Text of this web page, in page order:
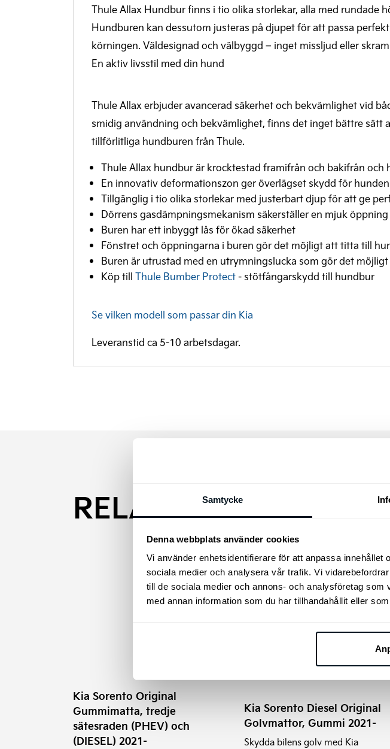
Samtycke
Denna webbplats använder cookies
Vi använder enhetsidentifierare för att anpassa
sociala medier och analysera vår trafik. Vi
till de sociala medier och annons- och analysföretag
med annan information som du har tillhandahållit eller
Thule Allax Hundbur finns i tio olika storlekar, alla med rundade
Hundburen kan dessutom justeras på djupet för att passa
körningen. Väldesignad och välbyggd – inget missljud eller
En aktiv livsstil med din hund
Thule Allax erbjuder avancerad säkerhet och bekvämlighet vid
smidig användning och bekvämlighet, finns det inget bättre sätt
tillförlitliga hundburen från Thule.
Thule Allax hundbur är krocktestad framifrån och bakifrån
En innovativ deformationszon ger överlägset skydd för
Tillgänglig i tio olika storlekar med justerbart djup för att ge
Dörrens gasdämpningsmekanism säkerställer en mjuk
Buren har ett inbyggt lås för ökad säkerhet
Fönstret och öppningarna i buren gör det möjligt att titta till
Buren är utrustad med en utrymningslucka som gör det
Köp till Thule Bumber Protect- stötfångarskydd till hundbur
Se vilken modell som passar din Kia
Leveranstid ca 5-10 arbetsdagar.
RELATERADE
Kia Sorento Original
Gummimatta, tredje
sätesraden (PHEV) och
(DIESEL) 2021-
Kia Sorento Diesel Original
Golvmattor, Gummi 2021-
Skydda bilens golv med Kia